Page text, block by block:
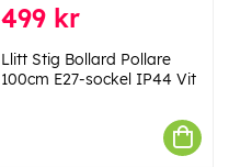
499 kr
Llitt Stig Bollard Pollare
100cm E27-sockel IP44 Vit